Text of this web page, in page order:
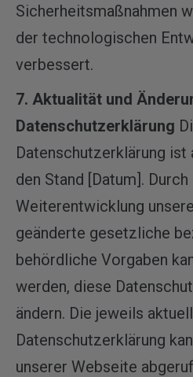
Sicherheitsmaßnahmen
der technologischen
verbessert.
7. Aktualität und
Datenschutzerklärung
Datenschutzerklärung ist
den Stand [Datum]. Durch
Weiterentwicklung
geänderte gesetzliche
behördliche Vorgaben
werden, diese
ändern. Die jeweils
Datenschutzerklärung
unserer Webseite